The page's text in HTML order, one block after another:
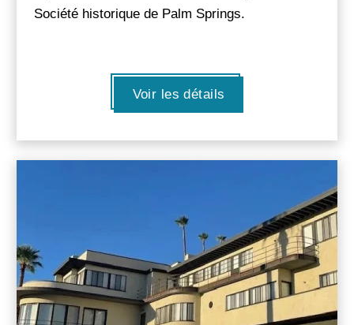
Société historique de Palm Springs.
Voir les détails